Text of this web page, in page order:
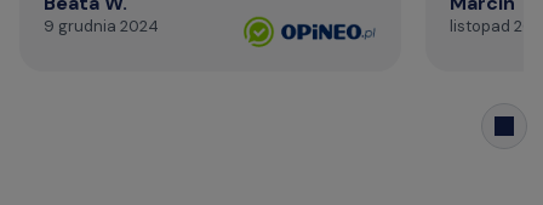
9 grudnia 2024 listopad